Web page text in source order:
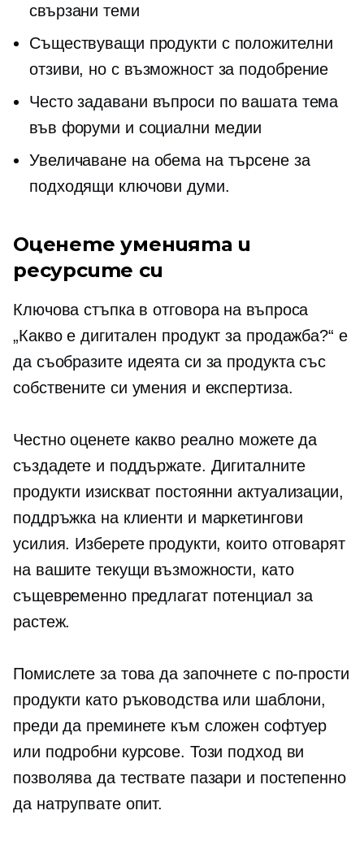
свързани теми
Съществуващи продукти с положителни
отзиви, но с възможност за подобрение
Често задавани въпроси по вашата тема
във форуми и социални медии
Увеличаване на обема на търсене за
подходящи ключови думи.
Оценете уменията и
ресурсите си
Ключова стъпка в отговора на въпроса
„Какво е дигитален продукт за продажба?“ е
да съобразите идеята си за продукта със
собствените си умения и експертиза.
Честно оценете какво реално можете да
създадете и поддържате. Дигиталните
продукти изискват постоянни актуализации,
поддръжка на клиенти и маркетингови
усилия. Изберете продукти, които отговарят
на вашите текущи възможности, като
същевременно предлагат потенциал за
растеж.
Помислете за това да започнете с по-прости
продукти като ръководства или шаблони,
преди да преминете към сложен софтуер
или подробни курсове. Този подход ви
позволява да тествате пазари и постепенно
да натрупвате опит.